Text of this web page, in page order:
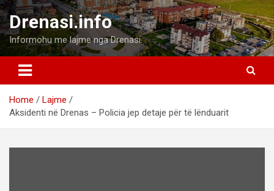
Skip
to
content
Drenasi.info
Informohu me lajme nga Drenasi.
Home
Lajme
Aksidenti në Drenas – Policia jep detaje për të lënduarit